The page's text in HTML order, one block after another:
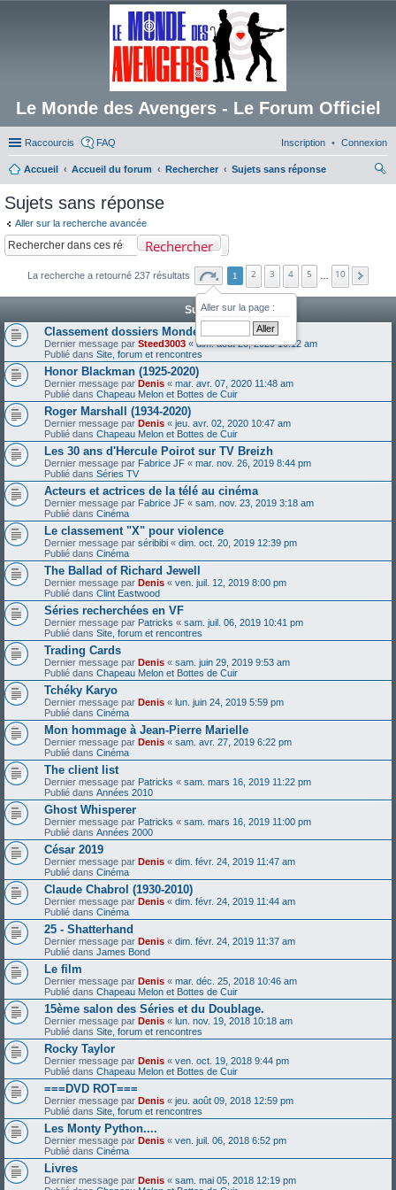
Le Monde des Avengers - Le Forum Officiel
Raccourcis FAQ Connexion
Inscription
Accueil Accueil du forum Rechercher
Sujets sans réponse
Sujets sans réponse
Aller sur la recherche avancée
Rechercher
La recherche a retourné 237 résultats
Aller sur la page :
1 2 3 4 5 10
Sujets
Classement dossiers Monde des Avengers
Dernier message par Steed3003 «dim. août 20, 2023 10:12 am
Publié dans Site, forum et rencontres
Honor Blackman (1925-2020)
Dernier message par Denis « mar. avr. 07, 2020 11:48 am
Publié dans Chapeau Melon et Bottes de Cuir
Roger Marshall (1934-2020)
Dernier message par Denis « jeu. avr. 02, 2020 10:47 am
Publié dans Chapeau Melon et Bottes de Cuir
Les 30 ans d'Hercule Poirot sur TV Breizh
Dernier message par Fabrice JF « mar. nov. 26, 2019 8:44 pm
Publié dans Séries TV
Acteurs et actrices de la télé au cinéma
Dernier message par Fabrice JF « sam. nov. 23, 2019 3:18 am
Publié dans Cinéma
Le classement "X" pour violence
Dernier message par séribibi « dim. oct. 20, 2019 12:39 pm
Publié dans Cinéma
The Ballad of Richard Jewell
Dernier message par Denis « ven. juil. 12, 2019 8:00 pm
Publié dans Clint Eastwood
Séries recherchées en VF
Dernier message par Patricks « sam. juil. 06, 2019 10:41 pm
Publié dans Site, forum et rencontres
Trading Cards
Dernier message par Denis « sam. juin 29, 2019 9:53 am
Publié dans Chapeau Melon et Bottes de Cuir
Tchéky Karyo
Dernier message par Denis « lun. juin 24, 2019 5:59 pm
Publié dans Cinéma
Mon hommage à Jean-Pierre Marielle
Dernier message par Denis « sam. avr. 27, 2019 6:22 pm
Publié dans Cinéma
The client list
Dernier message par Patricks « sam. mars 16, 2019 11:22 pm
Publié dans Années 2010
Ghost Whisperer
Dernier message par Patricks « sam. mars 16, 2019 11:00 pm
Publié dans Années 2000
César 2019
Dernier message par Denis « dim. févr. 24, 2019 11:47 am
Publié dans Cinéma
Claude Chabrol (1930-2010)
Dernier message par Denis « dim. févr. 24, 2019 11:44 am
Publié dans Cinéma
25 - Shatterhand
Dernier message par Denis « dim. févr. 24, 2019 11:37 am
Publié dans James Bond
Le film
Dernier message par Denis « mar. déc. 25, 2018 10:46 am
Publié dans Chapeau Melon et Bottes de Cuir
15ème salon des Séries et du Doublage.
Dernier message par Denis « lun. nov. 19, 2018 10:18 am
Publié dans Site, forum et rencontres
Rocky Taylor
Dernier message par Denis « ven. oct. 19, 2018 9:44 pm
Publié dans Chapeau Melon et Bottes de Cuir
===DVD ROT===
Dernier message par Denis « jeu. août 09, 2018 12:59 pm
Publié dans Site, forum et rencontres
Les Monty Python....
Dernier message par Denis « ven. juil. 06, 2018 6:52 pm
Publié dans Cinéma
Livres
Dernier message par Denis « sam. mai 05, 2018 12:19 pm